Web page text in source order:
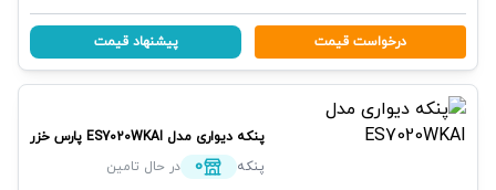
درخواست قیمت پیشنهاد قیمت
پنکه دیواری مدل ES7020WKAI
پارس خزر
پنکه
0 در حال تامین